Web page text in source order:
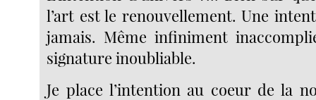
l’art est le renouvellement. Une
jamais. Même infiniment
signature inoubliable.
Je place l’intention au coeur de la